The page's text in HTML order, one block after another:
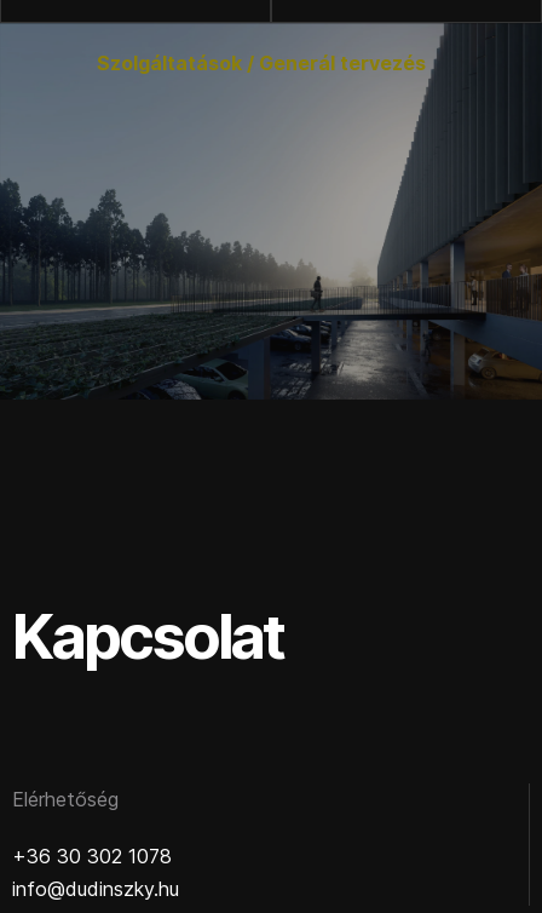
Szolgáltatások / Generál tervezés
Kapcsolat
Elérhetőség
+36 30 302 1078
info@dudinszky.hu